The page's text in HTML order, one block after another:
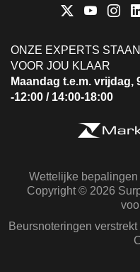
ONZE EXPERTS STAAN
VOOR JOU KLAAR
Maandag t.e.m. vrijdag,
-12:00 / 14:00-18:00
Wettelijke bepalingen
Copyright © 2026
Beursnoteringen